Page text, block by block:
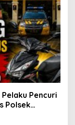
Pencuri
Polsek